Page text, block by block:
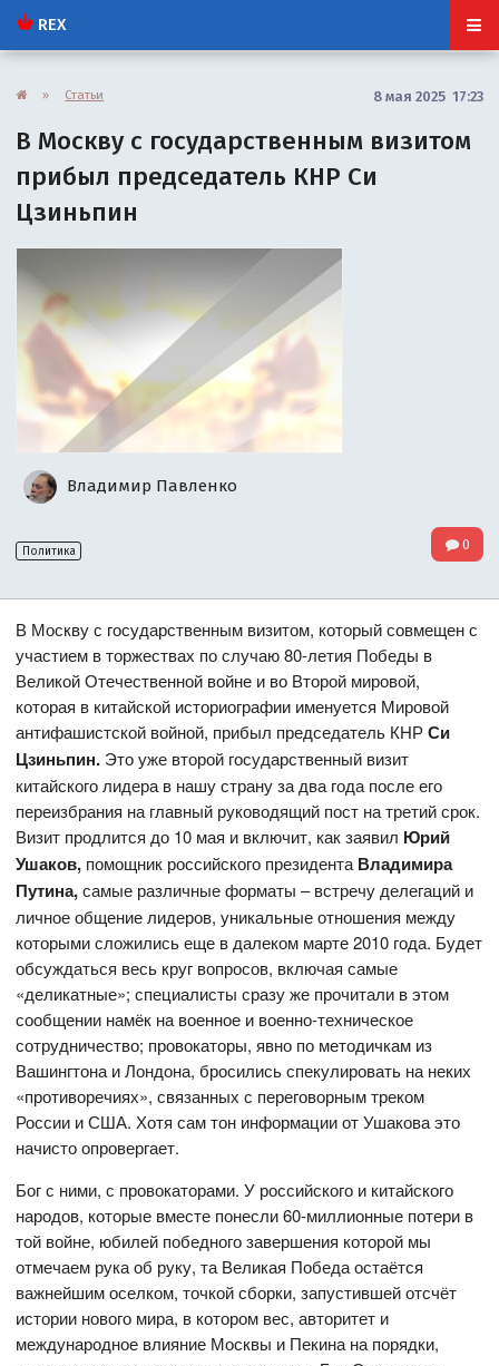
REX
» Статьи 8 мая 2025 17:23
В Москву с государственным визитом
прибыл председатель КНР Си
Цзиньпин
Владимир Павленко
Политика 0
В Москву с государственным визитом, который совмещен с
участием в торжествах по случаю 80-летия Победы в
Великой Отечественной войне и во Второй мировой,
которая в китайской историографии именуется Мировой
антифашистской войной, прибыл председатель КНРСи
Цзиньпин. Это уже второй государственный визит
китайского лидера в нашу страну за два года после его
переизбрания на главный руководящий пост на третий срок.
Визит продлится до 10 мая и включит, как заявил Юрий
Ушаков, помощник российского президентаВладимира
Путина,самые различные форматы – встречу делегаций и
личное общение лидеров, уникальные отношения между
которыми сложились еще в далеком марте 2010 года. Будет
обсуждаться весь круг вопросов, включая самые
«деликатные»; специалисты сразу же прочитали в этом
сообщении намёк на военное и военно-техническое
сотрудничество; провокаторы, явно по методичкам из
Вашингтона и Лондона, бросились спекулировать на неких
«противоречиях», связанных с переговорным треком
России и США. Хотя сам тон информации от Ушакова это
начисто опровергает.
Бог с ними, с провокаторами. У российского и китайского
народов, которые вместе понесли 60-миллионные потери в
той войне, юбилей победного завершения которой мы
отмечаем рука об руку, та Великая Победа остаётся
важнейшим оселком, точкой сборки, запустившей отсчёт
истории нового мира, в котором вес, авторитет и
международное влияние Москвы и Пекина на порядки,